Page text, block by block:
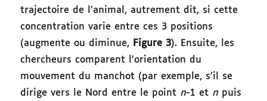
trajectoire de l’animal, autrement dit, si cette
concentration varie entre ces 3 positions
(augmente ou diminue, Figure 3). Ensuite, les
chercheurs comparent l’orientation du
mouvement du manchot (par exemple, s’il se
dirige vers le Nord entre le point n-1 et n puis